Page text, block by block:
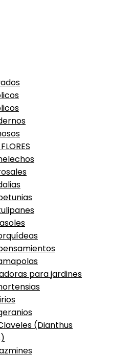
para jardines
(Dianthus